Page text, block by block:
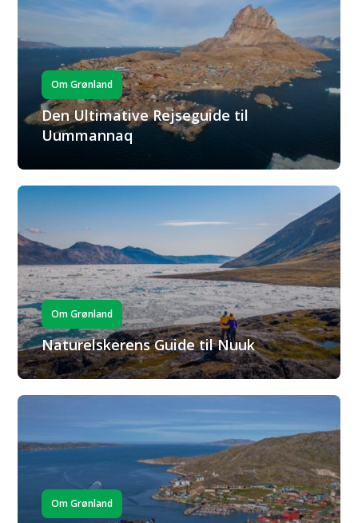
Om Grønland
Den Ultimative Rejseguide til
Uummannaq
Om Grønland
Naturelskerens Guide til Nuuk
Om Grønland